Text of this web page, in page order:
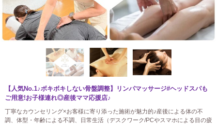
【人気No.1♪ボキボキしない骨盤調整】リンパマッサージ#ヘッドスパも
ご用意!お子様連れ◎産後ママ応援店♪
丁寧なカウンセリング×お客様に寄り添った施術が魅力的♪産後による体の不
調、体型・年齢による不調、日常生活（デスクワーク/PCやスマホによる目の疲